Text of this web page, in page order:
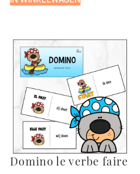
Domino le verbe faire